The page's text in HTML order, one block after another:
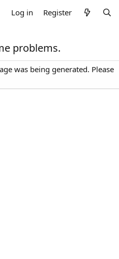
Log in Register
problems.
was being generated. Please